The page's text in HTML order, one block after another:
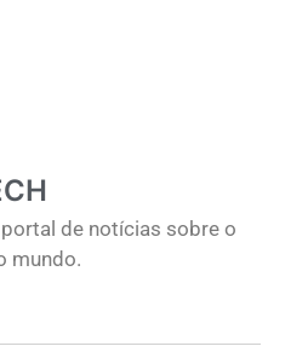
de notícias sobre o
mundo.